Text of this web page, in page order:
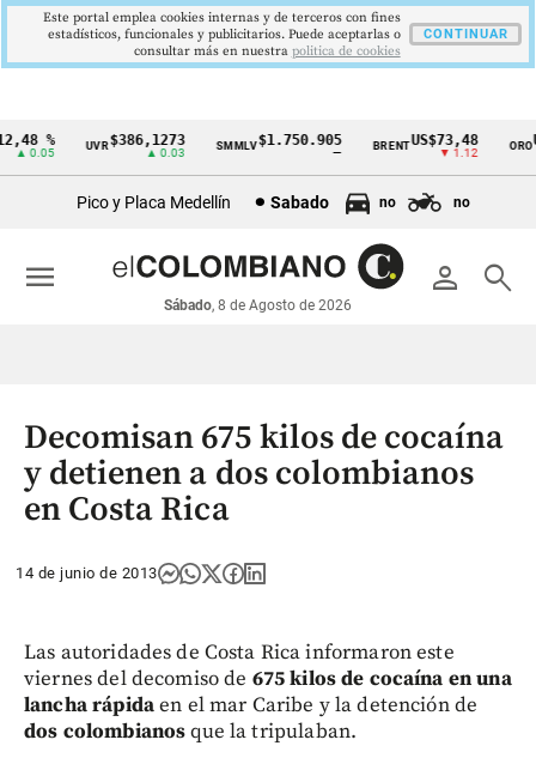
Cintillo
económicos
Colombia
%
▲ 0.05
UVR$386,1273
▲ 0.03
SMMLV$1.750.905 BRENTUS$73,48
▼ 1.12
ORO
Pico y Placa Medellín Sabado no no
person search
Sábado, 8 de Agosto de 2026
menu
Decomisan 675 kilos de cocaína
y detienen a dos colombianos
en Costa Rica
14 de junio de 2013
Las autoridades de Costa Rica informaron este
viernes del decomiso de 675 kilos de cocaína en una
lancha rápidaen el mar Caribe y la detención de
dos colombianosque la tripulaban.
Este portal emplea cookies internas y de terceros con fines
estadísticos, funcionales y publicitarios. Puede aceptarlas o
consultar más en nuestra politica de cookies
CONTINUAR